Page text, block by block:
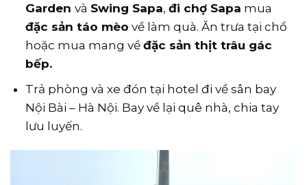
Gardenvà Swing Sapa,đi chợ Sapa mua
đặc sản táo mèo về làm quà. Ăn trưa tại chổ
hoặc mua mang vềđặc sản thịt trâu gác
bếp.
Trả phòng và xe đón tại hotel đi về sân bay
Nội Bài – Hà Nội. Bay về lại quê nhà, chia tay
lưu luyến.